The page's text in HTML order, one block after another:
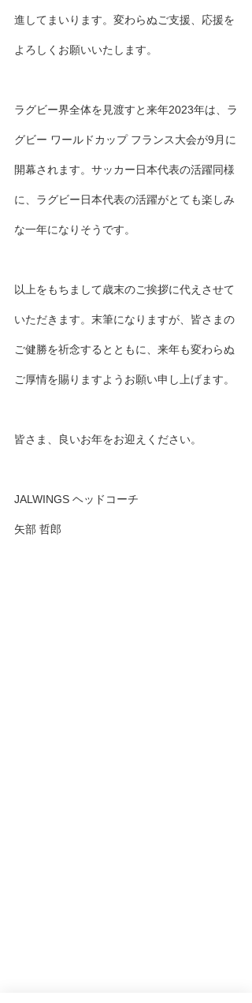
進してまいります。変わらぬご支援、応援を
よろしくお願いいたします。
ラグビー界全体を見渡すと来年2023年は、ラ
グビー ワールドカップ フランス大会が9月に
開幕されます。サッカー日本代表の活躍同様
に、ラグビー日本代表の活躍がとても楽しみ
な一年になりそうです。
以上をもちまして歳末のご挨拶に代えさせて
いただきます。末筆になりますが、皆さまの
ご健勝を祈念するとともに、来年も変わらぬ
ご厚情を賜りますようお願い申し上げます。
皆さま、良いお年をお迎えください。
JALWINGS ヘッドコーチ
矢部 哲郎